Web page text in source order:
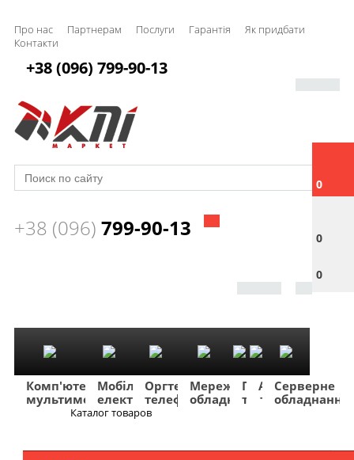
Про нас Партнерам Послуги Гарантія
Як придбати
Контакти
0
0
0
+38 (096) 799-90-13
+38 (096) 799-90-13
Комп'ютери
мультимедіа
Мобільна
електроніка
Оргтехніка
телефонія
Мережеве
обладнання
Побутова
техніка
TV
та
Фото
та
Авто
та
Серверне
обладнання
Каталог товаров